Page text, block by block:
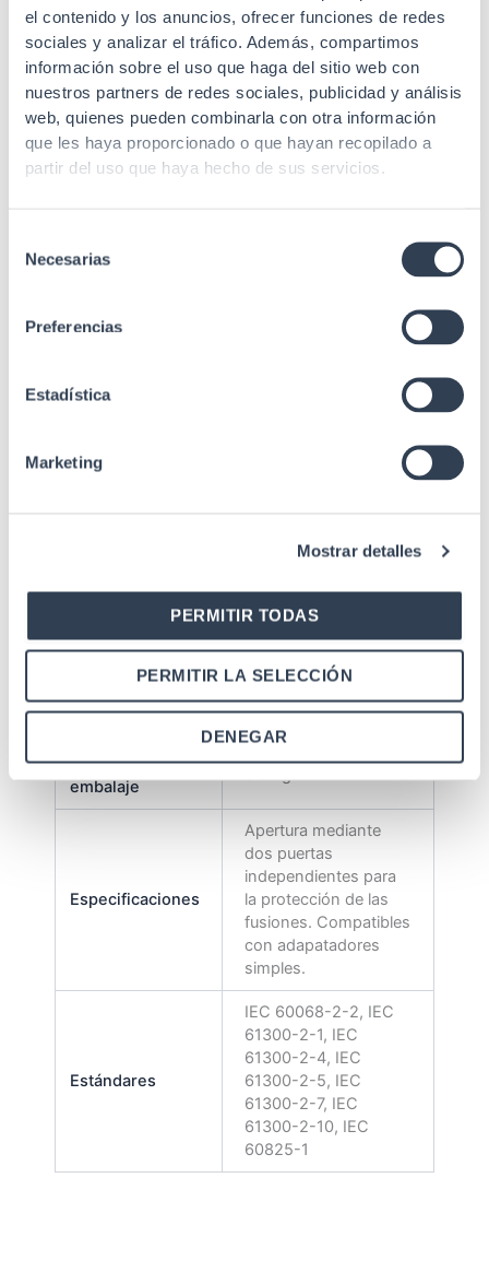
el contenido y los anuncios, ofrecer funciones de redes
sociales y analizar el tráfico. Además, compartimos
información sobre el uso que haga del sitio web con
nuestros partners de redes sociales, publicidad y análisis
web, quienes pueden combinarla con otra información
que les haya proporcionado o que hayan recopilado a
partir del uso que haya hecho de sus servicios.
Necesarias
Preferencias
Estadística
Marketing
Mostrar detalles
PERMITIR TODAS
PERMITIR LA SELECCIÓN
DENEGAR
Código EAN 8435481000850
Fabricante
Gtlan Soluciones en
Telecomunicaciones
Color del
Negro RAL 9005
RoHs
Tipo adaptador
LC Duplex, MPO-SC,
SC
Nº Adaptadores 48
Organizador de
cables
6
Peso sin
embalaje
Especificaciones
Apertura mediante
dos puertas
independientes para
la protección de las
fusiones. Compatibles
con adapatadores
simples.
Estándares
IEC 60068-2-2, IEC
61300-2-1, IEC
61300-2-4, IEC
61300-2-5, IEC
61300-2-7, IEC
61300-2-10, IEC
60825-1